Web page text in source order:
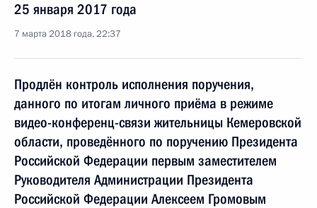
25 января 2017 года
7 марта 2018 года, 22:37
Продлён контроль исполнения поручения,
данного по итогам личного приёма в режиме
видео-конференц-связи жительницы Кемеровской
области, проведённого по поручению Президента
Российской Федерации первым заместителем
Руководителя Администрации Президента
Российской Федерации Алексеем Громовым